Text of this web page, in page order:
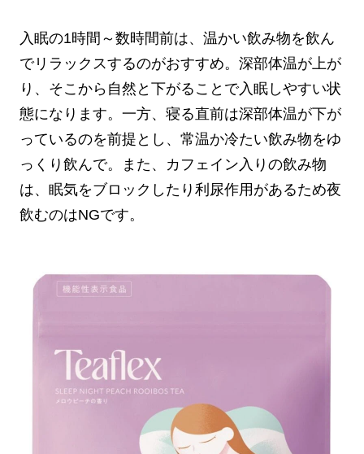
入眠の1時間～数時間前は、温かい飲み物を飲ん
でリラックスするのがおすすめ。深部体温が上が
り、そこから自然と下がることで入眠しやすい状
態になります。一方、寝る直前は深部体温が下が
っているのを前提とし、常温か冷たい飲み物をゆ
っくり飲んで。また、カフェイン入りの飲み物
は、眠気をブロックしたり利尿作用があるため夜
飲むのはNGです。